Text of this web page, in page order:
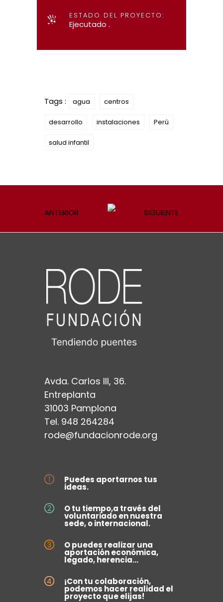
ESTADO DEL PROYECTO:
Ejecutado .
Tags : agua centros
desarrollo instalaciones Perú
salud infantil
ANTERIOR SIGUIENTE
Avda. Carlos III, 36.
Entreplanta
31003 Pamplona
Tel. 948 264284
rode@fundacionrode.org
Puedes aportarnos tus
ideas.
O tu tiempo,a través del
voluntariado en nuestra
sede, o internacional.
O puedes realizar una
aportación económica,
legado, herencia...
¡Con tu colaboración,
podemos hacer realidad el
proyecto que elijas!